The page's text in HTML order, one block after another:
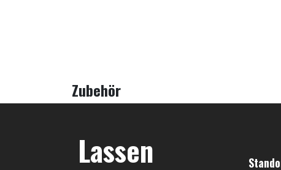
Zubehör
Lassen